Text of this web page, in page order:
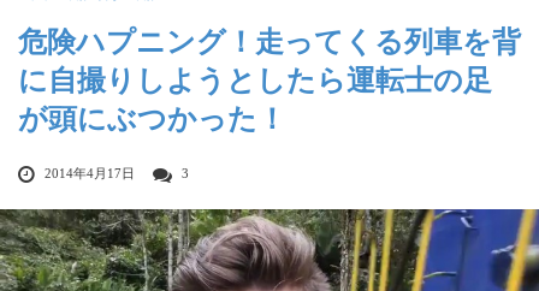
危険ハプニング！走ってくる列車を背
に自撮りしようとしたら運転士の足
が頭にぶつかった！
2014年4月17日 3